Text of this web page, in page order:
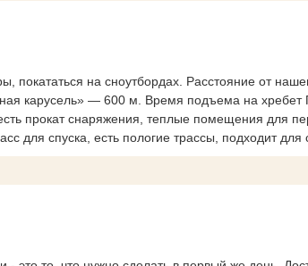
покататься на сноутбордах. Расстояние от
карусель» — 600 м. Время подъема на хребет
прокат снаряжения, теплые помещения для
для спуска, есть пологие трассы, подходит для